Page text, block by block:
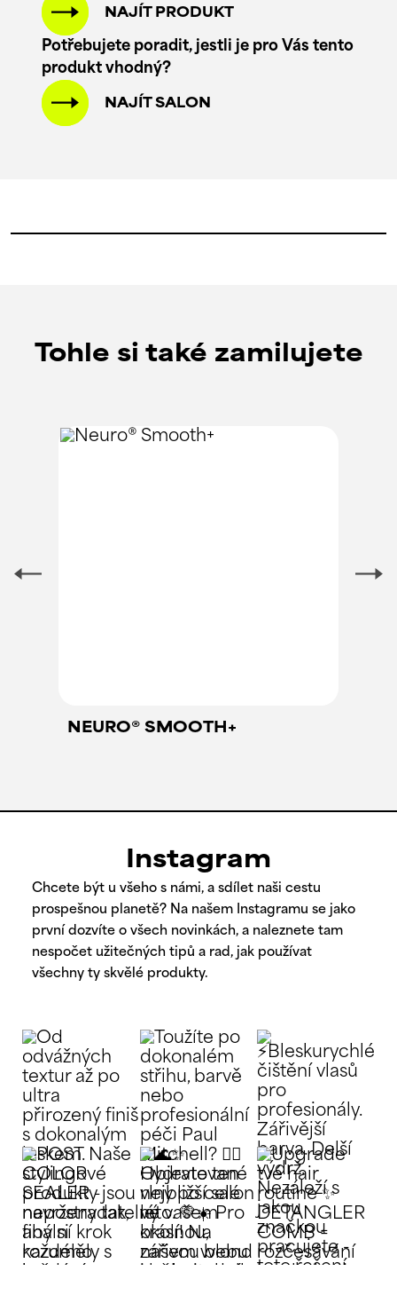
NAJÍT PRODUKT
Potřebujete poradit, jestli je pro Vás tento
produkt vhodný?
NAJÍT SALON
Tohle si také zamilujete
NEURO® SMOOTH+
Instagram
Chcete být u všeho s námi, a sdílet naši cestu
prospešnou planetě? Na našem Instagramu se jako
první dozvíte o všech novinkách, a naleznete tam
nespočet užitečných tipů a rad, jak používat
všechny ty skvělé produkty.